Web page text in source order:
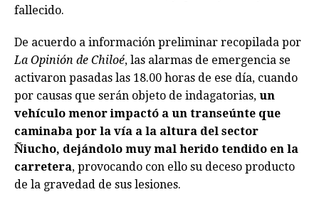
fallecido.
De acuerdo a información preliminar recopilada por
La Opinión de Chiloé, las alarmas de emergencia se
activaron pasadas las 18.00 horas de ese día, cuando
por causas que serán objeto de indagatorias, un
vehículo menor impactó a un transeúnte que
caminaba por la vía a la altura del sector
Ñiucho, dejándolo muy mal herido tendido en la
carretera, provocando con ello su deceso producto
de la gravedad de sus lesiones.